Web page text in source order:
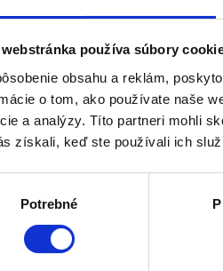
používa súbory
obsahu a reklám,
o tom, ako používate naše
a analýzy. Títo partneri mohli
získali, keď ste používali ich
Potrebné